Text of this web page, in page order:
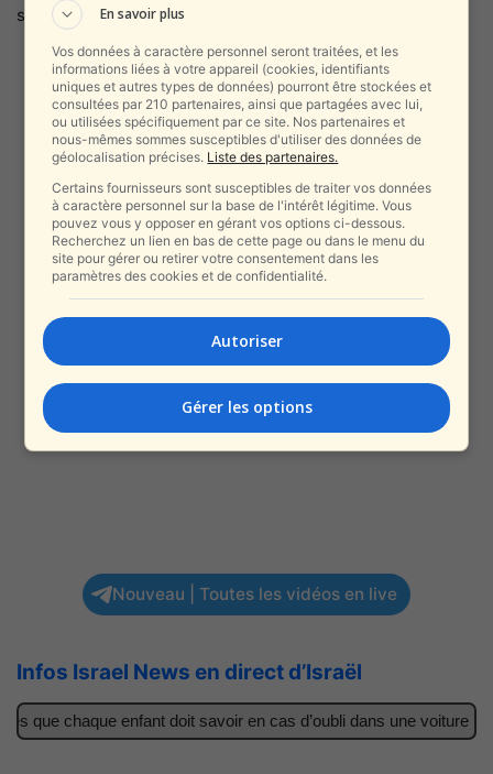
sur les tombes. »
Nouveau | Toutes les vidéos en live
Infos Israel News en direct d’Israël
que chaque enfant doit savoir en cas d’oubli dans une voiture
En savoir plus
Vos données à caractère personnel seront traitées, et les
informations liées à votre appareil (cookies, identifiants
uniques et autres types de données) pourront être stockées et
consultées par 210 partenaires, ainsi que partagées avec lui,
ou utilisées spécifiquement par ce site. Nos partenaires et
nous-mêmes sommes susceptibles d'utiliser des données de
géolocalisation précises. Liste des partenaires.
Certains fournisseurs sont susceptibles de traiter vos données
à caractère personnel sur la base de l'intérêt légitime. Vous
pouvez vous y opposer en gérant vos options ci-dessous.
Recherchez un lien en bas de cette page ou dans le menu du
site pour gérer ou retirer votre consentement dans les
paramètres des cookies et de confidentialité.
Autoriser
Gérer les options